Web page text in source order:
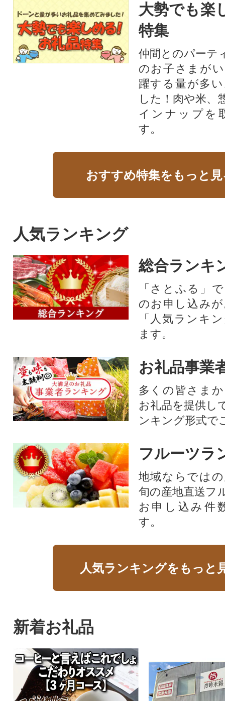
大勢でも楽
特集
仲間とのパーテ
のお子さまが
躍する量が多
した！肉や米、
インナップを
す。
おすすめ特集をもっと
人気ランキング
総合ランキ
「さとふる」
のお申し込み
「人気ランキ
ます。
お礼品事業
多くの皆さま
お礼品を提供し
ンキング形式で
フルーツラ
地域ならでは
旬の産地直送フ
お申し込み件
す。
人気ランキングをもっと
新着お礼品